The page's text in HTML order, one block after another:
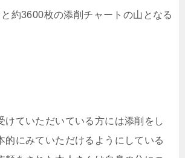
約3600枚の添削チャートの山となる
けていただいている方には添削をし
的にみていただけるようにしている